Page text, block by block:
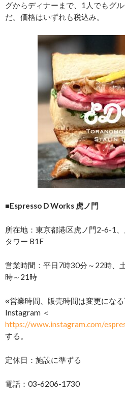
グからディナーまで、1人でもグ
だ。価格はいずれも税込み。
■Espresso D Works 虎ノ門
所在地：東京都港区虎ノ門2-6-1
タワー B1F
営業時間：平日7時30分～22時、
時～21時
※営業時間、販売時間は変更にな
Instagram ＜
https://www.instagram.com/
する。
定休日：施設に準ずる
電話：03-6206-1730